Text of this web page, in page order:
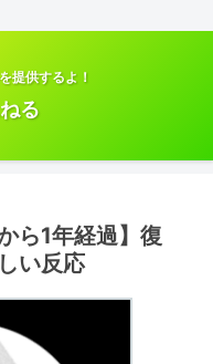
提供するよ！
る
ら1年経過】復
い反応